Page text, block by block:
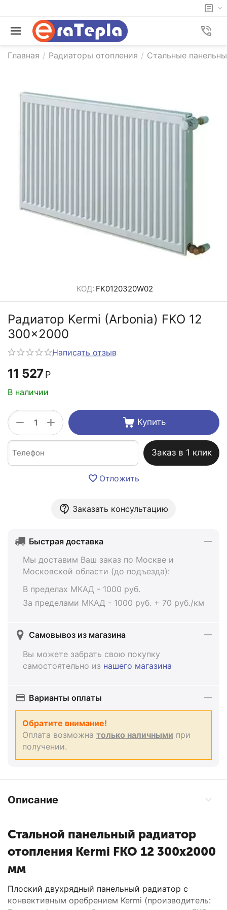
Главная / Радиаторы отопления / Стальные
КОД: FK0120320W02
Радиатор Kermi (Arbonia) FKO 12
300x2000
Написать отзыв
11 527 Р
В наличии
+
− Купить
Заказ в 1 клик
Отложить
Заказать консультацию
Быстрая доставка
Мы доставим Ваш заказ по Москве и
Московской области (до подъезда):
В пределах МКАД - 1000 руб.
За пределами МКАД - 1000 руб. + 70 руб./км
Самовывоз из магазина
Вы можете забрать свою покупку
самостоятельно из нашего магазина
Варианты оплаты
Обратите внимание!
Оплата возможна только наличными при
получении.
Описание
Стальной панельный радиатор
отопления Kermi FKO 12 300x2000
мм
Плоский двухрядный панельный радиатор с
конвективным оребрением Kermi (производитель: